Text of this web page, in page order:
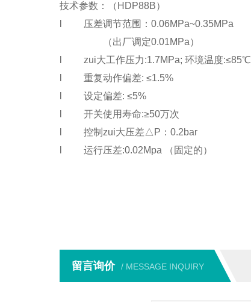
技术参数：（HDP88B）
压差调节范围：0.06MPa~0.35MPa
（出厂调定0.01MPa）
zui大工作压力:1.7MPa; 环境温度:≤85℃
重复动作偏差: ≤1.5%
设定偏差: ≤5%
开关使用寿命:≥50万次
控制zui大压差△P：0.2bar
运行压差:0.02Mpa （固定的）
留言询价 / MESSAGE INQUIRY